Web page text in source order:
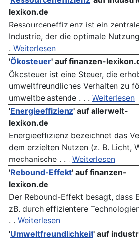
lexikon.de
Ressourceneffizienz ist ein
Industrie, der die optimale
. Weiterlesen
'Ökosteuer' auf finanzen-
Ökosteuer ist eine Steuer, die
umweltfreundliches Verhalten zu
umweltbelastende . . . Weiterlesen
'Energieeffizienz' auf allerwelt-
lexikon.de
Energieeffizienz bezeichnet das
dem erzielten Nutzen (z. B. Licht,
mechanische . . . Weiterlesen
'Rebound-Effekt' auf finanzen-
lexikon.de
Der Rebound-Effekt besagt, dass
zB. durch effizientere
. . Weiterlesen
'Umweltfreundlichkeit' auf